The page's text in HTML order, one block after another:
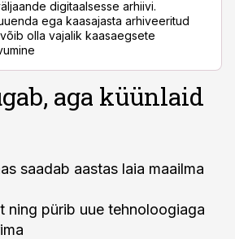
digitaalsesse arhiivi.
ega kaasajasta arhiveeritud
olla vajalik kaasaegsete
aga küünlaid
saadab aastas laia maailma
ning pürib uue tehnoloogiaga